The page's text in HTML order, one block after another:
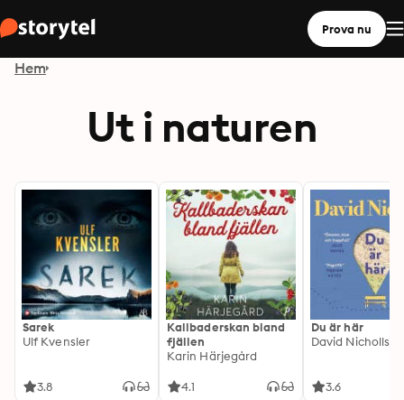
Prova nu
Hem
Ut i naturen
Sarek
Ulf Kvensler
3.8
Kallbaderskan bland
fjällen
Karin Härjegård
4.1
Du är här
David Nicholls
3.6